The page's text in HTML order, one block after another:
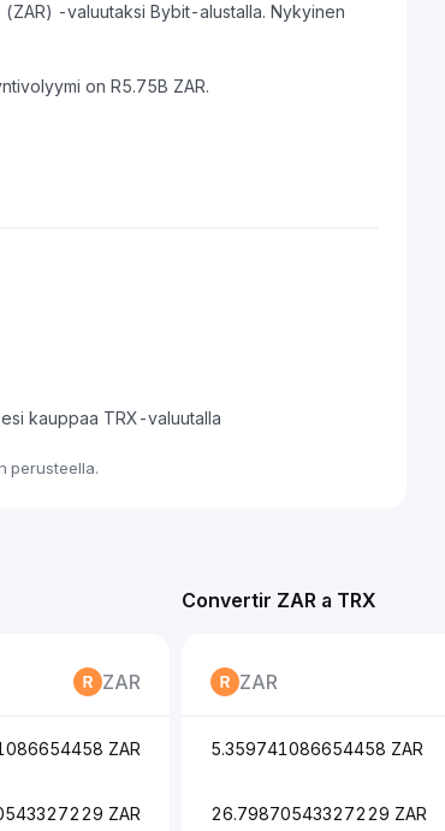
-valuutaksi Bybit-alustalla. Nykyinen
on R5.75B ZAR.
kauppaa TRX-valuutalla
perusteella.
ZAR
ZAR
ZAR
Convertir ZAR a TRX
ZAR
5.359741086654458 ZAR
26.79870543327229 ZAR